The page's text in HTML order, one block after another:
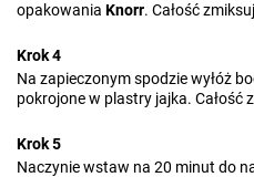
opakowania Knorr. Całość
Krok 4
Na zapieczonym spodzie wyłóż
pokrojone w plastry jajka. Całość
Krok 5
Naczynie wstaw na 20 minut do